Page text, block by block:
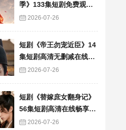
季》133集短剧免费观看
完整版资源
2026-07-26
短剧《帝王勿宠近臣》14
集短剧高清无删减在线观
看 2026-07-26
短剧《替嫁庶女翻身记》
56集短剧高清在线畅享全
集 2026-07-26